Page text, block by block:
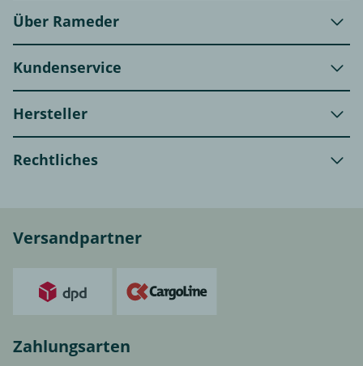
Über Rameder
Kundenservice
Hersteller
Rechtliches
Versandpartner
Zahlungsarten